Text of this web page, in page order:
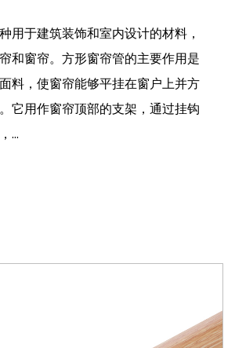
用于建筑装饰和室内设计的材料，
和窗帘。方形窗帘管的主要作用是
料，使窗帘能够平挂在窗户上并方
它用作窗帘顶部的支架，通过挂钩
...